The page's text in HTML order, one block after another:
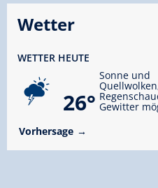
Wetter
WETTER HEUTE
26°
Sonne und
Gewitter
Vorhersage